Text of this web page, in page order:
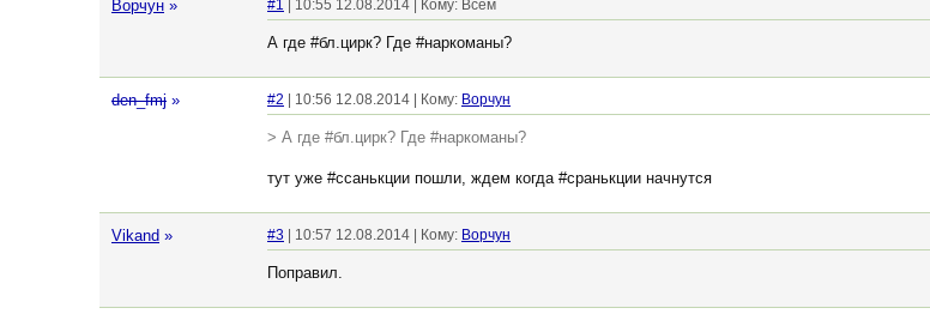
Ворчун » #1 | 10:55 12.08.2014 | Кому: Всем
А где #бл.цирк? Где #наркоманы?
den_fmj » #2 | 10:56 12.08.2014 | Кому: Ворчун
> А где #бл.цирк? Где #наркоманы?
тут уже #ссанькции пошли, ждем когда #сранькции начнутся
Vikand » #3 | 10:57 12.08.2014 | Кому: Ворчун
Поправил.